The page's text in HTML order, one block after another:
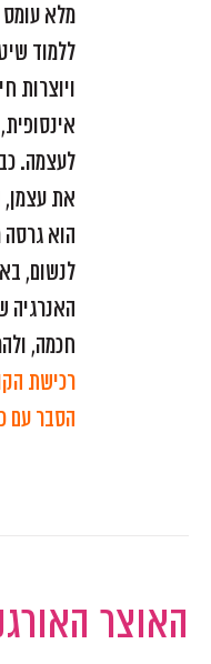
מלא עומס
ללמוד
ויוצרות
לעצמה.
את עצמן,
הוא
לנשום,
האנרגיה
חכמה,
רכישת
הסבר עם
האוצר